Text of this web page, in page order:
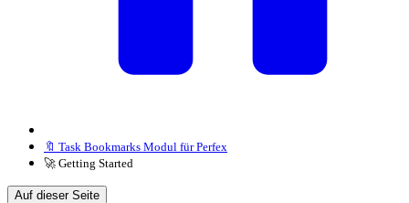
🔖 Task Bookmarks Modul für Perfex
🚀 Getting Started
Auf dieser Seite